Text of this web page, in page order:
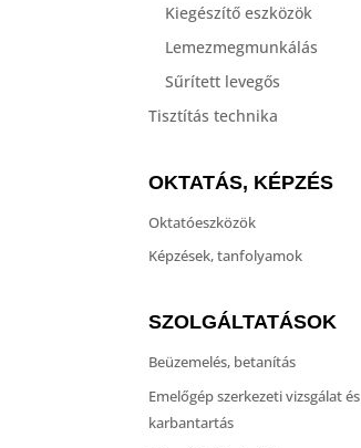
Kiegészítő eszközök
Lemezmegmunkálás
Sűrített levegős
Tisztítás technika
OKTATÁS, KÉPZÉS
Oktatóeszközök
Képzések, tanfolyamok
SZOLGÁLTATÁSOK
Beüzemelés, betanítás
Emelőgép szerkezeti vizsgálat és
karbantartás